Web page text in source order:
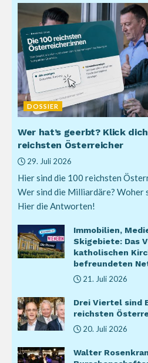
DOSSIER
Wer hat’s geerbt? Klick
reichsten Österreicher
29. Juli 2026
Hier sind die 100 reichsten
Wer sind die Milliardäre? Woher
Hier die Antworten!
Immobilien,
Skigebiete: Das
katholischen
befreundeten
21. Juli 2026
Drei Viertel sind
reichsten
20. Juli 2026
Walter